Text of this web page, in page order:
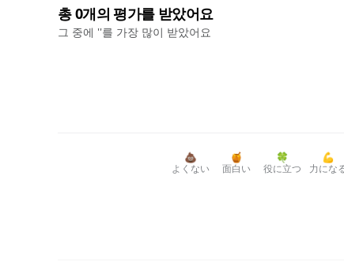
총0개의 평가를 받았어요
그 중에 ''를 가장 많이 받았어요
💩
よくない
🍯
面白い
🍀
役に立つ
💪
力にな